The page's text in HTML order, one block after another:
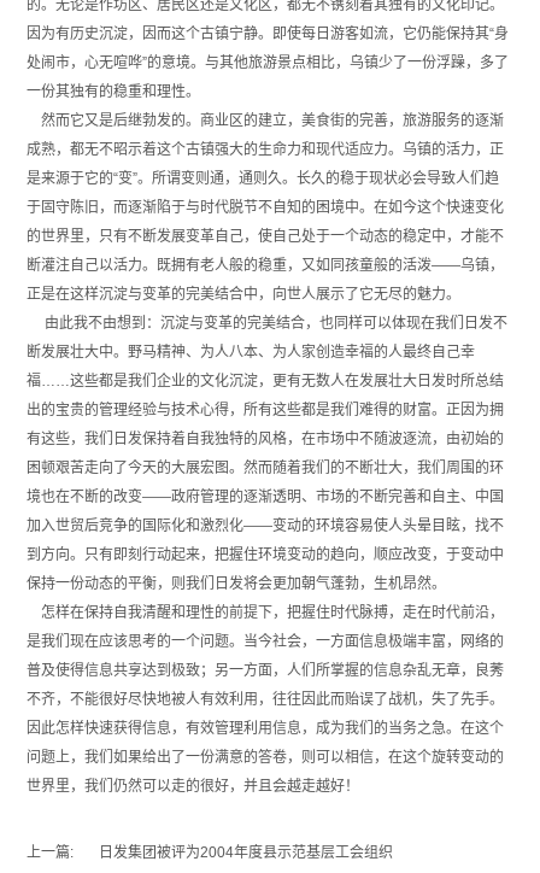
的。无论是作坊区、居民区还是文化区，都无不镌刻着其独有的文化印记。
因为有历史沉淀，因而这个古镇宁静。即使每日游客如流，它仍能保持其“身
处闹市，心无喧哗”的意境。与其他旅游景点相比，乌镇少了一份浮躁，多了
一份其独有的稳重和理性。
然而它又是后继勃发的。商业区的建立，美食街的完善，旅游服务的逐渐
成熟，都无不昭示着这个古镇强大的生命力和现代适应力。乌镇的活力，正
是来源于它的“变”。所谓变则通，通则久。长久的稳于现状必会导致人们趋
于固守陈旧，而逐渐陷于与时代脱节不自知的困境中。在如今这个快速变化
的世界里，只有不断发展变革自己，使自己处于一个动态的稳定中，才能不
断灌注自己以活力。既拥有老人般的稳重，又如同孩童般的活泼——乌镇，
正是在这样沉淀与变革的完美结合中，向世人展示了它无尽的魅力。
由此我不由想到：沉淀与变革的完美结合，也同样可以体现在我们日发不
断发展壮大中。野马精神、为人八本、为人家创造幸福的人最终自己幸
福……这些都是我们企业的文化沉淀，更有无数人在发展壮大日发时所总结
出的宝贵的管理经验与技术心得，所有这些都是我们难得的财富。正因为拥
有这些，我们日发保持着自我独特的风格，在市场中不随波逐流，由初始的
困顿艰苦走向了今天的大展宏图。然而随着我们的不断壮大，我们周围的环
境也在不断的改变——政府管理的逐渐透明、市场的不断完善和自主、中国
加入世贸后竞争的国际化和激烈化——变动的环境容易使人头晕目眩，找不
到方向。只有即刻行动起来，把握住环境变动的趋向，顺应改变，于变动中
保持一份动态的平衡，则我们日发将会更加朝气蓬勃，生机昂然。
怎样在保持自我清醒和理性的前提下，把握住时代脉搏，走在时代前沿，
是我们现在应该思考的一个问题。当今社会，一方面信息极端丰富，网络的
普及使得信息共享达到极致；另一方面，人们所掌握的信息杂乱无章，良莠
不齐，不能很好尽快地被人有效利用，往往因此而贻误了战机，失了先手。
因此怎样快速获得信息，有效管理利用信息，成为我们的当务之急。在这个
问题上，我们如果给出了一份满意的答卷，则可以相信，在这个旋转变动的
世界里，我们仍然可以走的很好，并且会越走越好！
上一篇: 日发集团被评为2004年度县示范基层工会组织